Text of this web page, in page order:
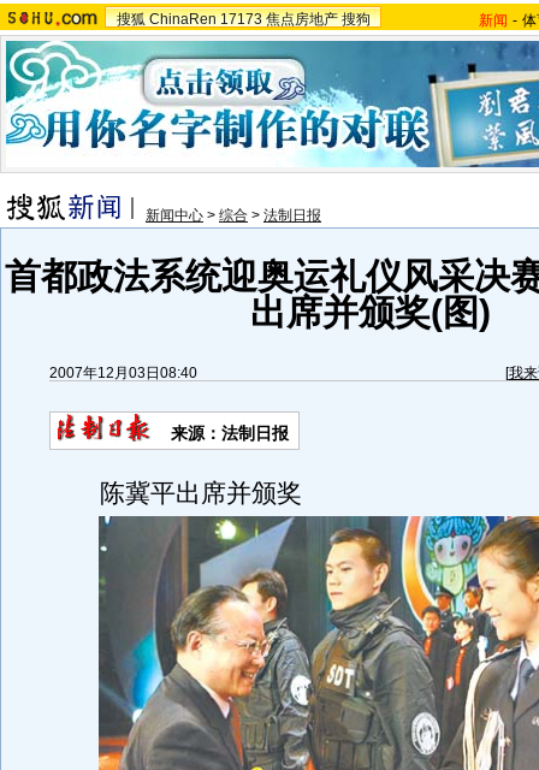
搜狐 ChinaRen 17173 焦点房地产 搜狗 新闻 -
新闻中心 > 综合 > 法制日报
首都政法系统迎奥运礼仪风采决
出席并颁奖(图)
2007年12月03日08:40 [我
来源：法制日报
陈冀平出席并颁奖